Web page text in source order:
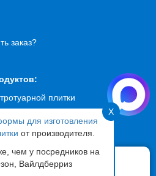
X
для изготовления
от производителя.
чем у посредников на
Вайлдберриз
заказ?
плитки
плитки
вы соглашаетесь на
данных и файлов